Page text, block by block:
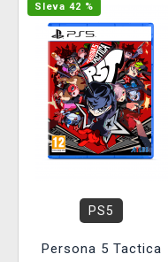
Sleva 42 %
PS5
Persona 5 Tactica